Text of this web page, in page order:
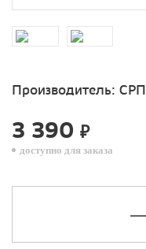
Производитель: СРП
3 390 ₽
доступно для заказа